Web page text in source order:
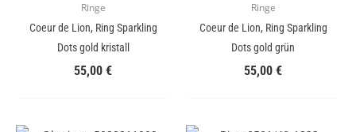
Ringe
Coeur de Lion, Ring Sparkling
Dots gold kristall
55,00 €
Ringe
Coeur de Lion, Ring Sparkling
Dots gold grün
55,00 €